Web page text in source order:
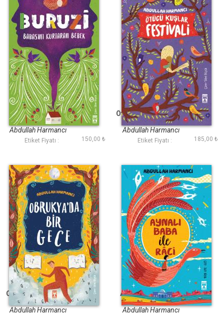
Buruzi - Babasını
Kurtaran Bebek
Abdullah Harmancı
Etiket Fiyatı : 150,00 ₺
Ötücü Kuşlar Festivali
Abdullah Harmancı
Etiket Fiyatı : 185,00 ₺
Obrukyada Bir Gece
Abdullah Harmancı
Aynalı Baba İle Raci
Abdullah Harmancı